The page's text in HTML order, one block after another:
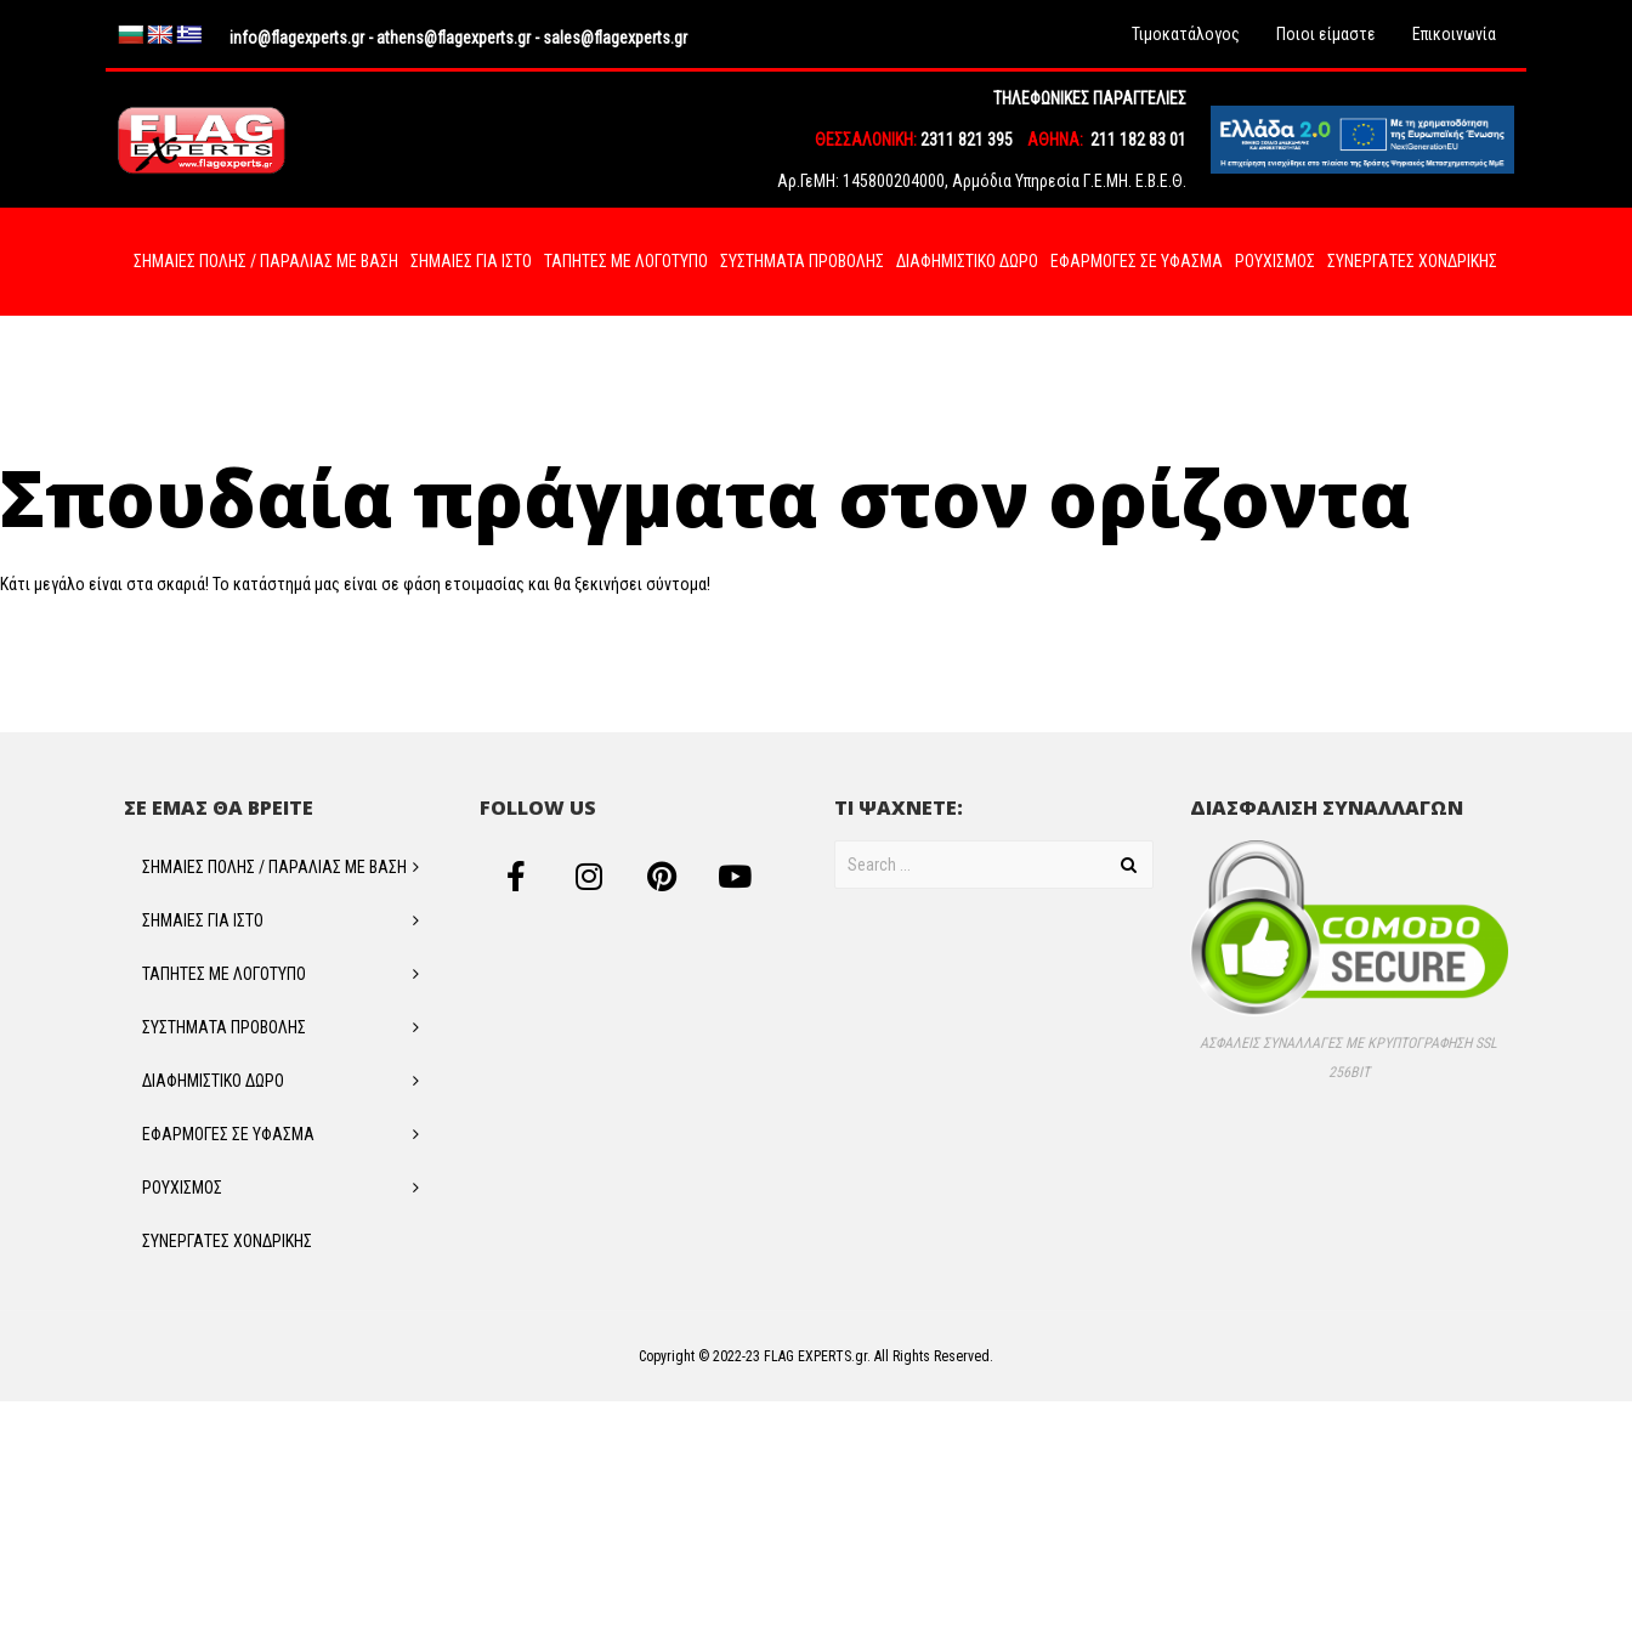
info@flagexperts.gr-athens@flagexperts.gr-sales@flagexperts.gr Τιμοκατάλογος Ποιοι είμαστε Επικοινωνία
ΤΗΛΕΦΩΝΙΚΕΣ ΠΑΡΑΓΓΕΛΙΕΣ
ΘΕΣΣΑΛΟΝΙΚΗ:2311 821 395 ΑΘΗΝΑ: 211 182 83 01
Αρ.ΓεΜΗ: 145800204000, Αρμόδια Υπηρεσία Γ.Ε.ΜΗ. Ε.Β.Ε.Θ.
ΣΗΜΑΙΕΣ ΠΟΛΗΣ / ΠΑΡΑΛΙΑΣ ΜΕ ΒΑΣΗ ΣΗΜΑΙΕΣ ΓΙΑ ΙΣΤΟ ΤΑΠΗΤΕΣ ΜΕ ΛΟΓΟΤΥΠΟ ΣΥΣΤΗΜΑΤΑ ΠΡΟΒΟΛΗΣ ΔΙΑΦΗΜΙΣΤΙΚΟ ΔΩΡΟ ΕΦΑΡΜΟΓΕΣ ΣΕ ΥΦΑΣΜΑ ΡΟΥΧΙΣΜΟΣ ΣΥΝΕΡΓΑΤΕΣ ΧΟΝΔΡΙΚΗΣ
Σπουδαία πράγματα στον ορίζοντα
Κάτι μεγάλο είναι στα σκαριά! Το κατάστημά μας είναι σε φάση ετοιμασίας και θα ξεκινήσει σύντομα!
ΣΕ ΕΜΑΣ ΘΑ ΒΡΕΙΤΕ
ΣΗΜΑΙΕΣ ΠΟΛΗΣ / ΠΑΡΑΛΙΑΣ ΜΕ ΒΑΣΗ
ΣΗΜΑΙΕΣ ΓΙΑ ΙΣΤΟ
ΤΑΠΗΤΕΣ ΜΕ ΛΟΓΟΤΥΠΟ
ΣΥΣΤΗΜΑΤΑ ΠΡΟΒΟΛΗΣ
ΔΙΑΦΗΜΙΣΤΙΚΟ ΔΩΡΟ
ΕΦΑΡΜΟΓΕΣ ΣΕ ΥΦΑΣΜΑ
ΡΟΥΧΙΣΜΟΣ
ΣΥΝΕΡΓΑΤΕΣ ΧΟΝΔΡΙΚΗΣ
FOLLOW US ΤΙ ΨΑΧΝΕΤΕ: ΔΙΑΣΦΑΛΙΣΗ ΣΥΝΑΛΛΑΓΩΝ
ΑΣΦΑΛΕΊΣ ΣΥΝΑΛΛΑΓΈΣ ΜΕ ΚΡΥΠΤΟΓΡΆΦΗΣΗ SSL
256BIT
Copyright © 2022-23 FLAG EXPERTS.gr. All Rights Reserved.